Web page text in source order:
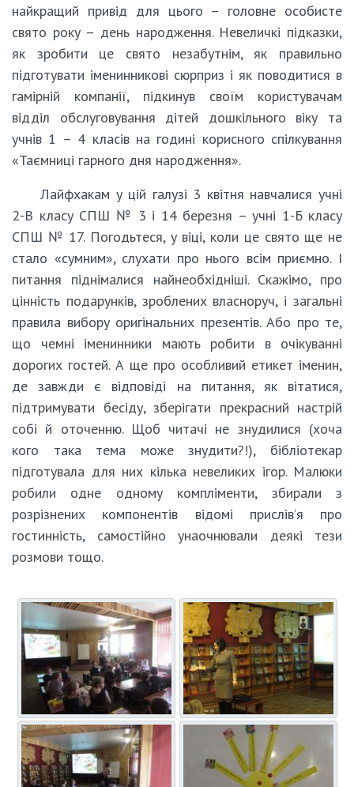
найкращий привід для цього – головне особисте
свято року – день народження. Невеличкі підказки,
як зробити це свято незабутнім, як правильно
підготувати іменинникові сюрприз і як поводитися в
гамірній компанії, підкинув своїм користувачам
відділ обслуговування дітей дошкільного віку та
учнів 1 – 4 класів на годині корисного спілкування
«Таємниці гарного дня народження».
Лайфхакам у цій галузі 3 квітня навчалися учні
2-В класу СПШ № 3 і 14 березня – учні 1-Б класу
СПШ № 17. Погодьтеся, у віці, коли це свято ще не
стало «сумним», слухати про нього всім приємно. І
питання піднімалися найнеобхідніші. Скажімо, про
цінність подарунків, зроблених власноруч, і загальні
правила вибору оригінальних презентів. Або про те,
що чемні іменинники мають робити в очікуванні
дорогих гостей. А ще про особливий етикет іменин,
де завжди є відповіді на питання, як вітатися,
підтримувати бесіду, зберігати прекрасний настрій
собі й оточенню. Щоб читачі не знудилися (хоча
кого така тема може знудити?!), бібліотекар
підготувала для них кілька невеликих ігор. Малюки
робили одне одному компліменти, збирали з
розрізнених компонентів відомі прислів’я про
гостинність, самостійно унаочнювали деякі тези
розмови тощо.